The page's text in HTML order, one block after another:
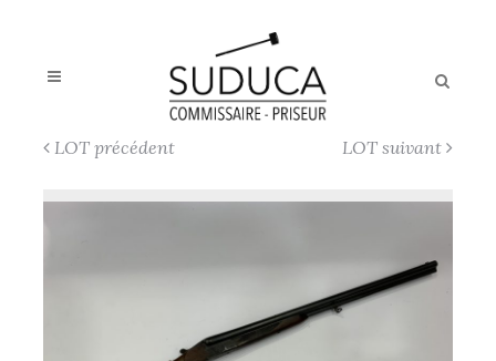
LOT précédent LOT suivant